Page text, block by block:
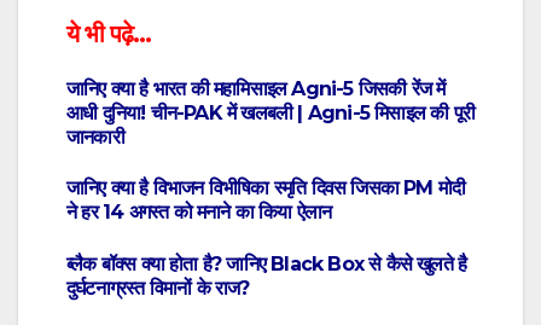
ये भी पढ़े…
जानिए क्या है भारत की महामिसाइल Agni-5 जिसकी रेंज में
आधी दुनिया! चीन-PAK में खलबली | Agni-5 मिसाइल की पूरी
जानकारी
जानिए क्या है विभाजन विभीषिका स्मृति दिवस जिसका PM मोदी
ने हर 14 अगस्त को मनाने का किया ऐलान
ब्लैक बॉक्स क्या होता है? जानिए Black Box से कैसे खुलते है
दुर्घटनाग्रस्त विमानों के राज?